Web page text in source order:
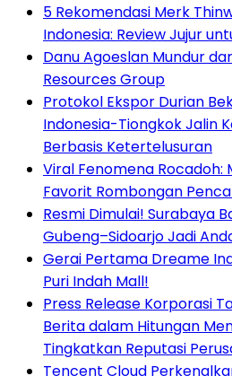
5 Rekomendasi Merk
Indonesia: Review Jujur
Danu Agoeslan Mundur
Resources Group
Protokol Ekspor Durian
Indonesia-Tiongkok Jalin
Berbasis Ketertelusuran
Viral Fenomena Rocadoh:
Favorit Rombongan
Resmi Dimulai! Surabaya
Gubeng–Sidoarjo Jadi
Gerai Pertama Dreame
Puri Indah Mall!
Press Release Korporasi
Berita dalam Hitungan
Tingkatkan Reputasi
Tencent Cloud